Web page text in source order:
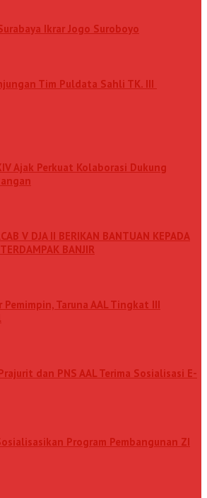
Ikrar Jogo Suroboyo
Tim Puldata Sahli TK. III
Ajak Perkuat Kolaborasi Dukung
V DJA II BERIKAN BANTUAN KEPADA
BANJIR
Taruna AAL Tingkat III
dan PNS AAL Terima Sosialisasi E-
Program Pembangunan ZI